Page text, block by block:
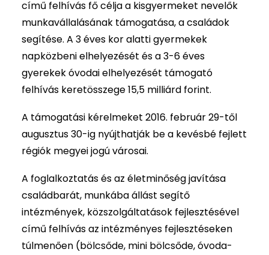
című felhívás fő célja a kisgyermeket nevelők
munkavállalásának támogatása, a családok
segítése. A 3 éves kor alatti gyermekek
napközbeni elhelyezését és a 3-6 éves
gyerekek óvodai elhelyezését támogató
felhívás keretösszege 15,5 milliárd forint.
A támogatási kérelmeket 2016. február 29-től
augusztus 30-ig nyújthatják be a kevésbé fejlett
régiók megyei jogú városai.
A foglalkoztatás és az életminőség javítása
családbarát, munkába állást segítő
intézmények, közszolgáltatások fejlesztésével
című felhívás az intézményes fejlesztéseken
túlmenően (bölcsőde, mini bölcsőde, óvoda-